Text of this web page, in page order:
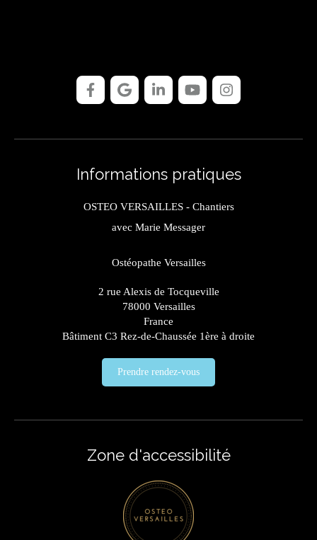
Informations pratiques
OSTEO VERSAILLES - Chantiers
avec Marie Messager
Ostéopathe Versailles
2 rue Alexis de Tocqueville
78000 Versailles
France
Bâtiment C3 Rez-de-Chaussée 1ère à droite
Prendre rendez-vous
Zone d'accessibilité